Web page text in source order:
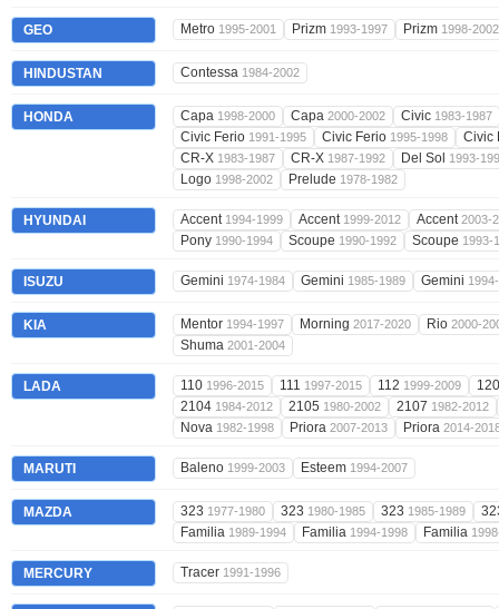
GEO Metro 1995-2001 Prizm 1993-1997 Prizm 1998-2002
HINDUSTAN Contessa 1984-2002
HONDA Capa 1998-2000 Capa 2000-2002 Civic 1983-1987
Civic Ferio 1991-1995 Civic Ferio 1995-1998
Civic
CR-X 1983-1987 CR-X 1987-1992 Del Sol 1993-
Logo 1998-2002 Prelude 1978-1982
HYUNDAI Accent 1994-1999 Accent 1999-2012 Accent2003-
Pony 1990-1994 Scoupe 1990-1992 Scoupe 1993-
ISUZU Gemini 1974-1984 Gemini 1985-1989 Gemini
KIA Mentor 1994-1997 Morning 2017-2020 Rio 2000-
Shuma 2001-2004
LADA 110 1996-2015 111 1997-2015 112 1999-2009
2104 1984-2012 2105 1980-2002 2107 1982-2012
Nova 1982-1998 Priora 2007-2013 Priora 2014-
MARUTI Baleno 1999-2003 Esteem 1994-2007
MAZDA 323 1977-1980 323 1980-1985 323 1985-1989
Familia 1989-1994 Familia 1994-1998 Familia
MERCURY Tracer 1991-1996